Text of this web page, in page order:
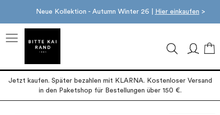
Neue Kollektion - Autumn Winter 26 | Hier einkaufen >
Jetzt kaufen. Später bezahlen mit KLARNA. Kostenloser Versand
in den Paketshop für Bestellungen über 150 €.